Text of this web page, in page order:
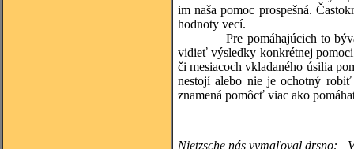
im naša pomoc prospešná.
hodnoty vecí.
Pre pomáhajúcich to býva
vidieť výsledky konkrétnej
či mesiacoch vkladaného úsilia
nestojí alebo nie je ochotný
znamená pomôcť viac ako
Nietzsche nás vymaľoval drsno: